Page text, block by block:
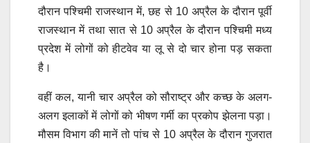
दौरान पश्चिमी राजस्थान में, छह से 10 अप्रैल के दौरान पूर्वी
राजस्थान में तथा सात से 10 अप्रैल के दौरान पश्चिमी मध्य
प्रदेश में लोगों को हीटवेव या लू से दो चार होना पड़ सकता
है।
वहीं कल, यानी चार अप्रैल को सौराष्ट्र और कच्छ के अलग-
अलग इलाकों में लोगों को भीषण गर्मी का प्रकोप झेलना पड़ा।
मौसम विभाग की मानें तो पांच से 10 अप्रैल के दौरान गुजरात